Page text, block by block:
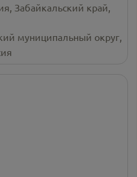
Забайкальский край,
муниципальный округ,